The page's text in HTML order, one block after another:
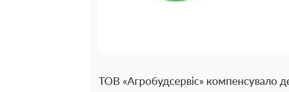
ТОВ «Агробудсервіс» компенсувало